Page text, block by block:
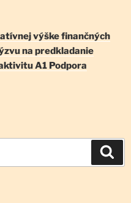
výške finančných
na predkladanie
A1 Podpora